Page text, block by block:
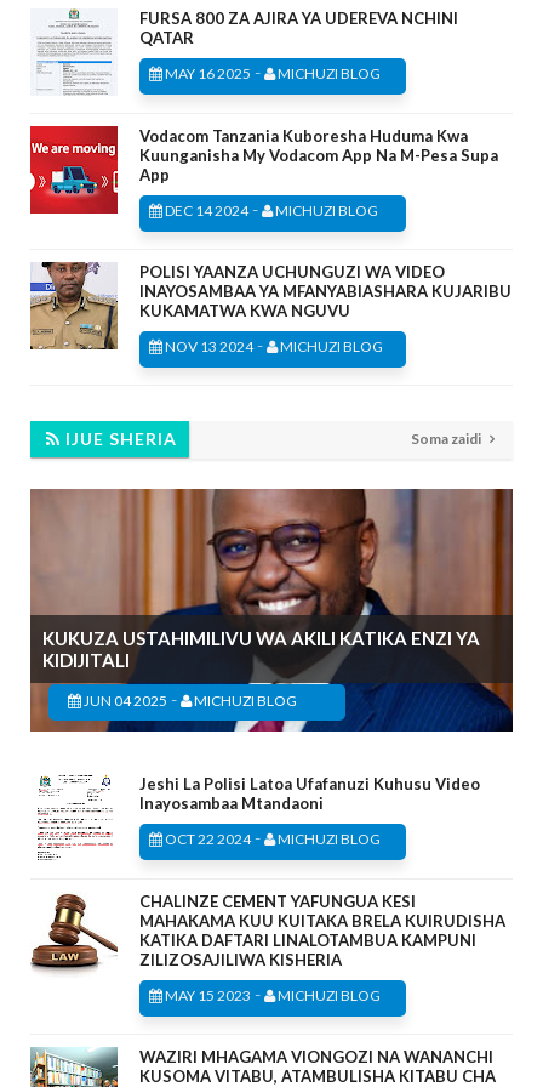
FURSA 800 ZA AJIRA YA UDEREVA NCHINI
QATAR
MAY 16 2025 - MICHUZI BLOG
Vodacom Tanzania Kuboresha Huduma Kwa
Kuunganisha My Vodacom App Na M-Pesa Supa
App
DEC 14 2024- MICHUZI BLOG
POLISI YAANZA UCHUNGUZI WA VIDEO
INAYOSAMBAA YA MFANYABIASHARA KUJARIBU
KUKAMATWA KWA NGUVU
NOV 13 2024- MICHUZI BLOG
IJUE SHERIA Soma zaidi
KUKUZA USTAHIMILIVU WA AKILI KATIKA ENZI YA
KIDIJITALI
JUN 04 2025 - MICHUZI BLOG
Jeshi La Polisi Latoa Ufafanuzi Kuhusu Video
Inayosambaa Mtandaoni
OCT 22 2024- MICHUZI BLOG
CHALINZE CEMENT YAFUNGUA KESI
MAHAKAMA KUU KUITAKA BRELA KUIRUDISHA
KATIKA DAFTARI LINALOTAMBUA KAMPUNI
ZILIZOSAJILIWA KISHERIA
MAY 15 2023 - MICHUZI BLOG
WAZIRI MHAGAMA VIONGOZI NA WANANCHI
KUSOMA VITABU, ATAMBULISHA KITABU CHA